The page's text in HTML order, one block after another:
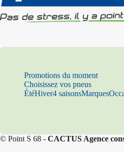
Promotions du moment
Choisissez vos pneus
ÉtéHiver4 saisonsMarques
© Point S 68 - CACTUS Agence